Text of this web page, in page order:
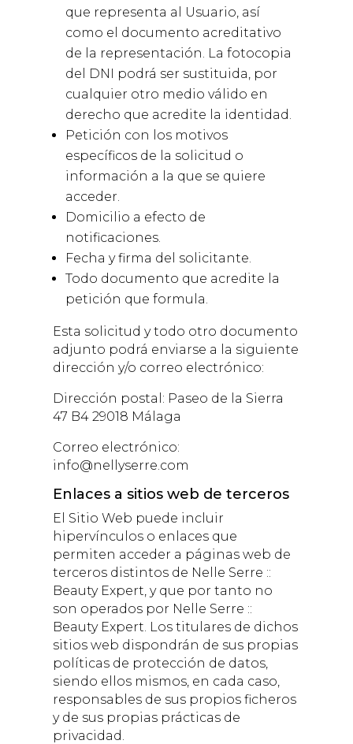
que representa al Usuario, así
como el documento acreditativo
de la representación. La fotocopia
del DNI podrá ser sustituida, por
cualquier otro medio válido en
derecho que acredite la identidad.
Petición con los motivos
específicos de la solicitud o
información a la que se quiere
acceder.
Domicilio a efecto de
notificaciones.
Fecha y firma del solicitante.
Todo documento que acredite la
petición que formula.
Esta solicitud y todo otro documento
adjunto podrá enviarse a la siguiente
dirección y/o correo electrónico:
Dirección postal: Paseo de la Sierra
47 B4 29018 Málaga
Correo electrónico:
info@nellyserre.com
Enlaces a sitios web de terceros
El Sitio Web puede incluir
hipervínculos o enlaces que
permiten acceder a páginas web de
terceros distintos de Nelle Serre ::
Beauty Expert , y que por tanto no
son operados por Nelle Serre ::
Beauty Expert . Los titulares de dichos
sitios web dispondrán de sus propias
políticas de protección de datos,
siendo ellos mismos, en cada caso,
responsables de sus propios ficheros
y de sus propias prácticas de
privacidad.